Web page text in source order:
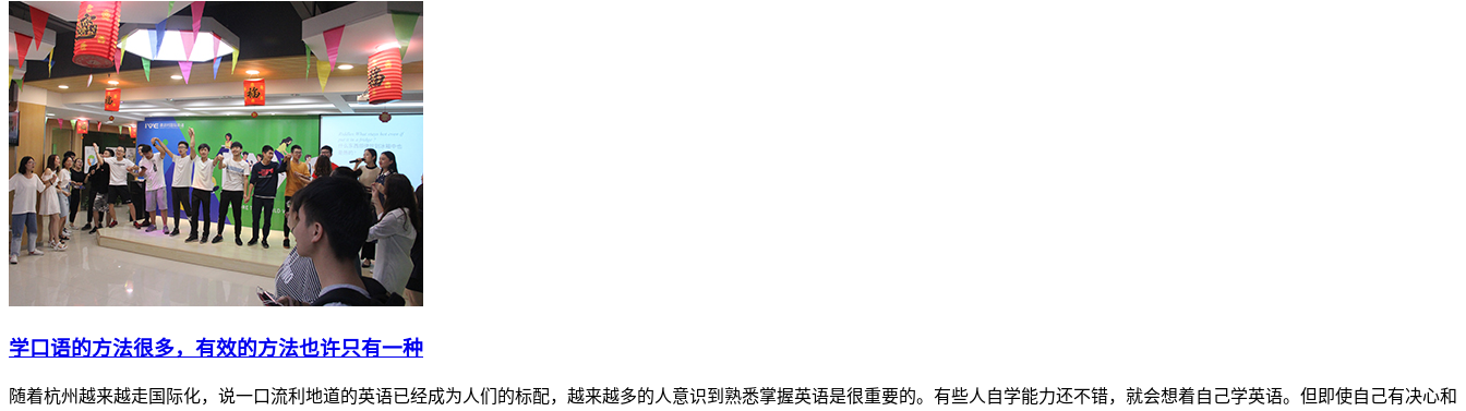
​学口语的方法很多，有效的方法也许只有一种
随着杭州越来越走国际化，说一口流利地道的英语已经成为人们的标配，越来越多的人意识到熟悉掌握英语是很重要的。有些人自学能力还不错，就会想着自己学英语。但即使自己有决心和